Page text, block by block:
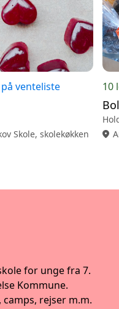
venteliste
Skole, skolekøkken
10
location_on
for unge fra 7.
Kommune.
rejser m.m.